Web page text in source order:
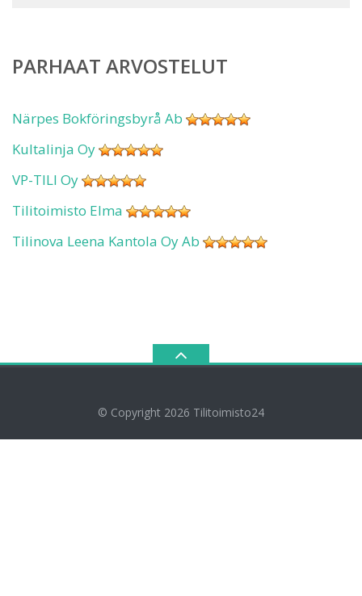
PARHAAT ARVOSTELUT
Närpes Bokföringsbyrå Ab
Kultalinja Oy
VP-TILI Oy
Tilitoimisto Elma
Tilinova Leena Kantola Oy Ab
© Copyright 2026 Tilitoimisto24